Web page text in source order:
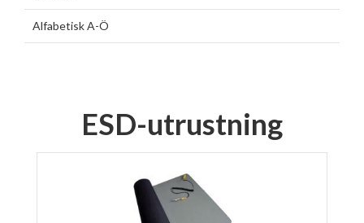
Alfabetisk A-Ö
ESD-utrustning